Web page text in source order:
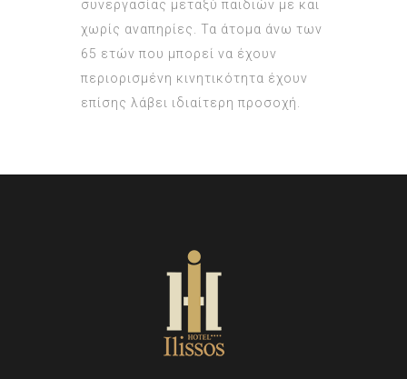
συνεργασίας μεταξύ παιδιών με και
χωρίς αναπηρίες. Τα άτομα άνω των
65 ετών που μπορεί να έχουν
περιορισμένη κινητικότητα έχουν
επίσης λάβει ιδιαίτερη προσοχή.